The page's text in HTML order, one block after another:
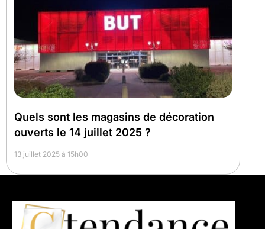
Quels sont les magasins de décoration
ouverts le 14 juillet 2025 ?
13 juillet 2025 à 15h00